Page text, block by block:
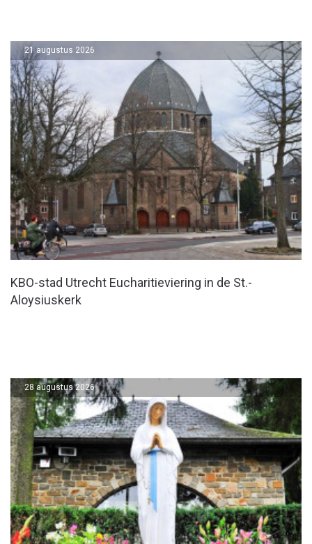
KBO-stad Utrecht Eucharitieviering in de St.-
Aloysiuskerk
21 augustus 2026
28 augustus 2026